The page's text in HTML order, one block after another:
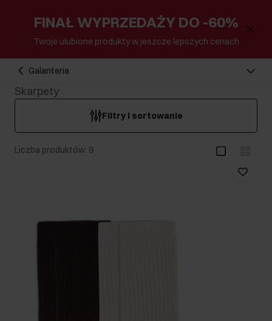
FINAŁ WYPRZEDAŻY DO -60%
Twoje ulubione produkty w jeszcze lepszych cenach
Galanteria
Skarpety
Filtry i sortowanie
Liczba produktów: 9